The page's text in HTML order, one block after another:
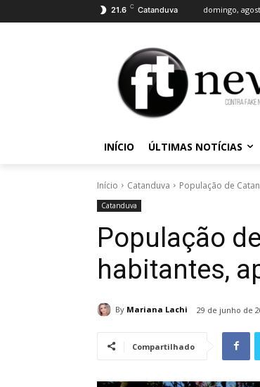
21.6 C Catanduva domingo,
INÍCIO ÚLTIMAS NOTÍCIAS
Início Catanduva População de
Catanduva
População
habitantes,
By Mariana Lachi 29 de junho de
Compartilhado